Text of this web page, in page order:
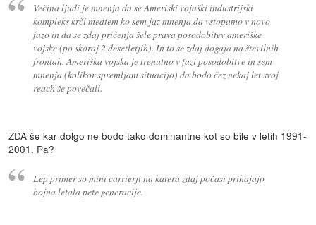
Večina ljudi je mnenja da se Ameriški vojaški industrijski
kompleks krči medtem ko sem jaz mnenja da vstopamo v novo
fazo in da se zdaj pričenja šele prava posodobitev ameriške
vojske (po skoraj 2 desetletjih). In to se zdaj dogaja na številnih
frontah. Ameriška vojska je trenutno v fazi posodobitve in sem
mnenja (kolikor spremljam situacijo) da bodo čez nekaj let svoj
reach še povečali.
ZDA še kar dolgo ne bodo tako dominantne kot so bile v letih 1991-
2001. Pa?
Lep primer so mini carrierji na katera zdaj počasi prihajajo
bojna letala pete generacije.